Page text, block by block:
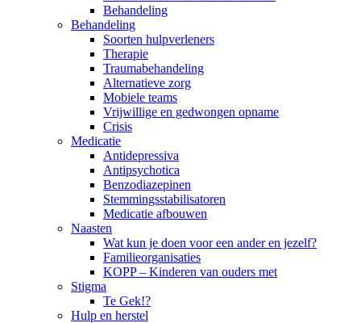
Behandeling
Behandeling
Soorten hulpverleners
Therapie
Traumabehandeling
Alternatieve zorg
Mobiele teams
Vrijwillige en gedwongen opname
Crisis
Medicatie
Antidepressiva
Antipsychotica
Benzodiazepinen
Stemmingsstabilisatoren
Medicatie afbouwen
Naasten
Wat kun je doen voor een ander en jezelf?
Familieorganisaties
KOPP – Kinderen van ouders met
Stigma
Te Gek!?
Hulp en herstel